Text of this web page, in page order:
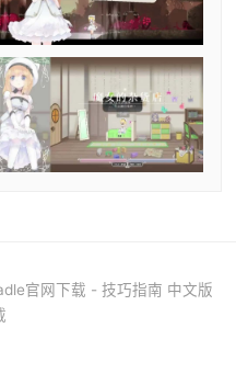
官网下载 - 技巧指南 中文版